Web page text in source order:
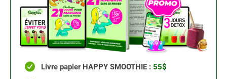
Livre papier HAPPY SMOOTHIE : 55$